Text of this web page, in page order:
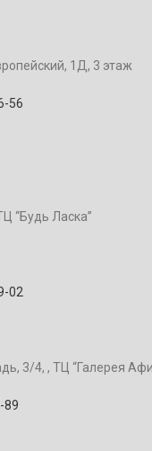
1Д, 3 этаж
56
“Будь Ласка”
02
3/4, , ТЦ “Галерея
89